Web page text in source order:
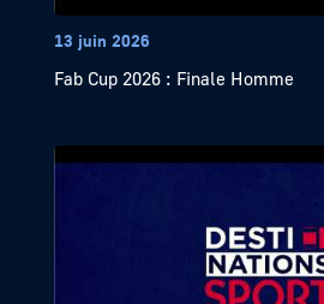
13 juin 2026
Fab Cup 2026 : Finale Homme